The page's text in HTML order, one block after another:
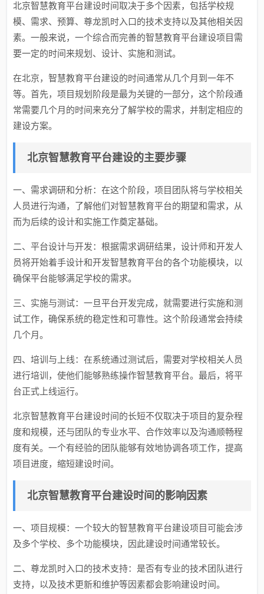
北京智慧教育平台建设时间取决于多个因素，包括学校规
模、需求、预算、尊龙凯时入口的技术支持以及其他相关因
素。一般来说，一个综合而完善的智慧教育平台建设项目需
要一定的时间来规划、设计、实施和测试。
在北京，智慧教育平台建设的时间通常从几个月到一年不
等。首先，项目规划阶段是最为关键的一部分，这个阶段通
常需要几个月的时间来充分了解学校的需求，并制定相应的
建设方案。
北京智慧教育平台建设的主要步骤
一、需求调研和分析：在这个阶段，项目团队将与学校相关
人员进行沟通，了解他们对智慧教育平台的期望和需求，从
而为后续的设计和实施工作奠定基础。
二、平台设计与开发：根据需求调研结果，设计师和开发人
员将开始着手设计和开发智慧教育平台的各个功能模块，以
确保平台能够满足学校的需求。
三、实施与测试：一旦平台开发完成，就需要进行实施和测
试工作，确保系统的稳定性和可靠性。这个阶段通常会持续
几个月。
四、培训与上线：在系统通过测试后，需要对学校相关人员
进行培训，使他们能够熟练操作智慧教育平台。最后，将平
台正式上线运行。
北京智慧教育平台建设时间的长短不仅取决于项目的复杂程
度和规模，还与团队的专业水平、合作效率以及沟通顺畅程
度有关。一个有经验的团队能够有效地协调各项工作，提高
项目进度，缩短建设时间。
北京智慧教育平台建设时间的影响因素
一、项目规模：一个较大的智慧教育平台建设项目可能会涉
及多个学校、多个功能模块，因此建设时间通常较长。
二、尊龙凯时入口的技术支持：是否有专业的技术团队进行
支持，以及技术更新和维护等因素都会影响建设时间。